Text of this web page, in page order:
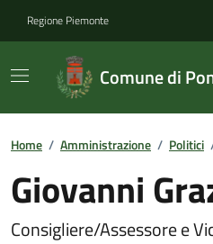
Regione Piemonte
Comune di
Home / Amministrazione / Politici
Giovanni
Consigliere/Assessore e